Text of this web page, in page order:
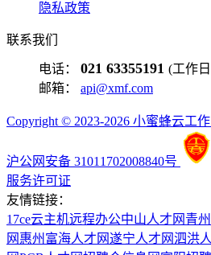
隐私政策
联系我们
电话： 021 63355191 (工作
邮箱： api@xmf.com
Copyright © 2023-2026 小蜜蜂云工
沪公网安备 31011702008840号
服务许可证
友情链接：
17ce云主机远程办公中山人才网 青
网 惠州富海人才网遂宁人才网泗洪